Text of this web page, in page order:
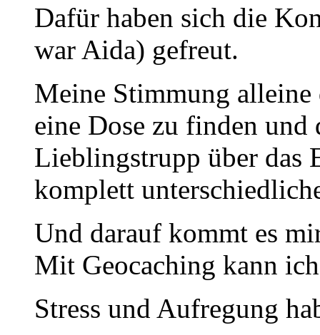
Dafür haben sich die
war Aida) gefreut.
Meine Stimmung
eine Dose zu finden
Lieblingstrupp über das
komplett
Und darauf kommt es
Mit Geocaching kann
Stress und Aufregung